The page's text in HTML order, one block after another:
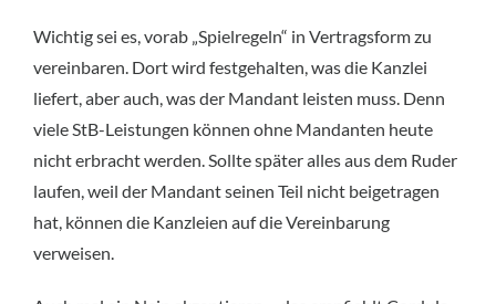
Wichtig sei es, vorab „Spielregeln“ in Vertragsform zu
vereinbaren. Dort wird festgehalten, was die Kanzlei
liefert, aber auch, was der Mandant leisten muss. Denn
viele StB-Leistungen können ohne Mandanten heute
nicht erbracht werden. Sollte später alles aus dem Ruder
laufen, weil der Mandant seinen Teil nicht beigetragen
hat, können die Kanzleien auf die Vereinbarung
verweisen.